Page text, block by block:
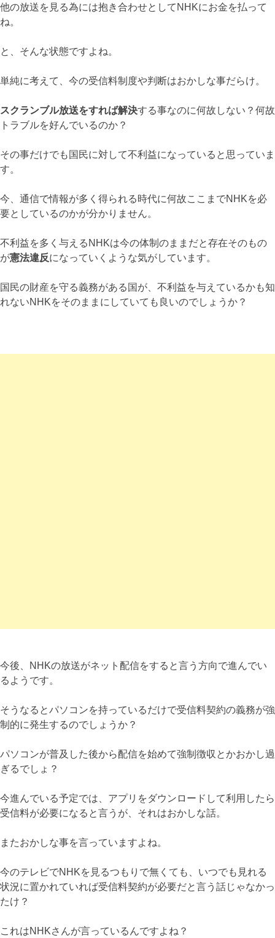
他の放送を見る為には抱き合わせとしてNHKにお金を払って
ね。
と、そんな状態ですよね。
単純に考えて、今の受信料制度や判断はおかしな事だらけ。
スクランブル放送をすれば解決する事なのに何故しない？何故
トラブルを好んでいるのか？
その事だけでも国民に対して不利益になっていると思っていま
す。
今、通信で情報が多く得られる時代に何故ここまでNHKを必
要としているのかが分かりません。
不利益を多く与えるNHKは今の体制のままだと存在そのもの
が憲法違反になっていくような気がしています。
国民の財産を守る義務がある国が、不利益を与えているかも知
れないNHKをそのままにしていても良いのでしょうか？
今後、NHKの放送がネット配信をすると言う方向で進んでい
るようです。
そうなるとパソコンを持っているだけで受信料契約の義務が強
制的に発生するのでしょうか？
パソコンが普及した後から配信を始めて強制徴収とかおかし過
ぎるでしょ？
今進んでいる予定では、アプリをダウンロードして利用したら
受信料が必要になると言うが、それはおかしな話。
またおかしな事を言っていますよね。
今のテレビでNHKを見るつもりで無くても、いつでも見れる
状況に置かれていれば受信料契約が必要だと言う話じゃなかっ
たけ？
これはNHKさんが言っているんですよね？